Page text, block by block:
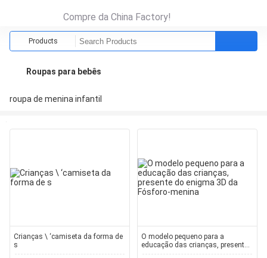
Compre da China Factory!
Products
Roupas para bebês
roupa de menina infantil
Crianças \ ‘camiseta da forma de
s
O modelo pequeno para a
educação das crianças, presente
do enigma 3D da Fósforo-menina